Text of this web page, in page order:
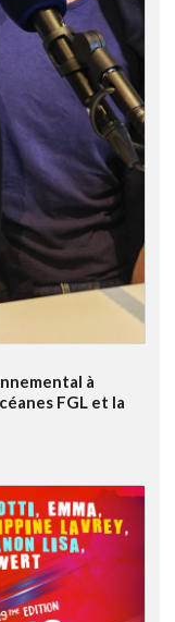
à
FGL et la